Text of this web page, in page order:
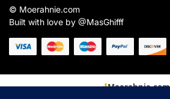
© Moerahnie.com
Built with love by @MasGhifff
Moerahnie.com